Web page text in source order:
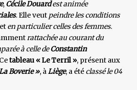
, Cécile Douardest animée
. Elle veut peindre les conditions
en particulier celles des femmes.
rattachée au courant du
à celle deConstantin
tableau « Le Terril », présent aux
Boverie », àLiège, a été classé le 04